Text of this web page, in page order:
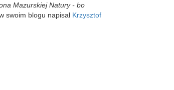
Mazurskiej Natury - bo
swoim blogu napisał Krzysztof